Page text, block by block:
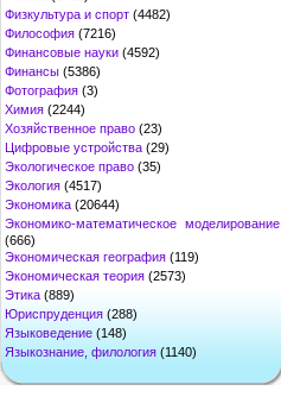
Физкультура и спорт (4482)
Философия (7216)
Финансовые науки (4592)
Финансы (5386)
Фотография (3)
Химия (2244)
Хозяйственное право (23)
Цифровые устройства (29)
Экологическое право (35)
Экология (4517)
Экономика (20644)
Экономико-математическое моделирование
(666)
Экономическая география (119)
Экономическая теория (2573)
Этика (889)
Юриспруденция (288)
Языковедение (148)
Языкознание, филология (1140)